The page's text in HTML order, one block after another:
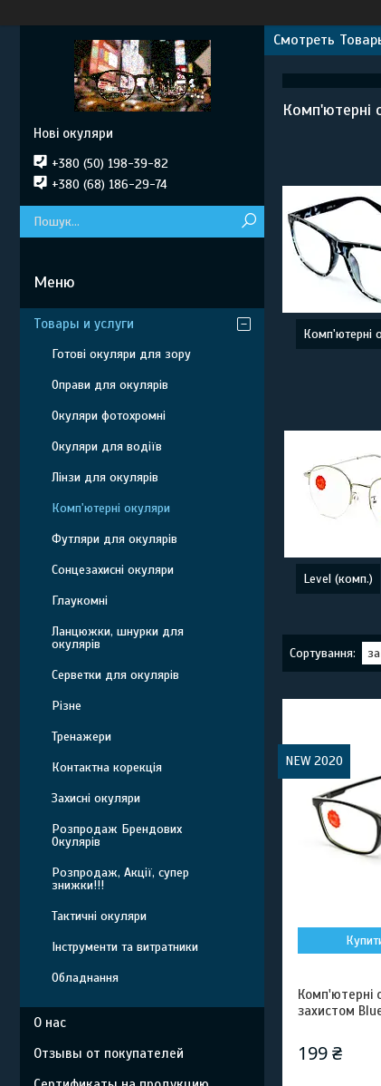
Смотреть
Комп'ютерні
Комп'ютерні
Level (комп.)
NEW 2020
Комп'ютерні
захистом
199 ₴
Нові окуляри
+380 (50) 198-39-82
+380 (68) 186-29-74
Товары и услуги
Готові окуляри для зору
Оправи для окулярів
Окуляри фотохромні
Окуляри для водіїв
Лінзи для окулярів
Комп'ютерні окуляри
Футляри для окулярів
Сонцезахисні окуляри
Глаукомні
Ланцюжки, шнурки для
окулярів
Серветки для окулярів
Різне
Тренажери
Контактна корекція
Захисні окуляри
Розпродаж Брендових
Окулярів
Розпродаж, Акції, супер
знижки!!!
Тактичні окуляри
Інструменти та витратники
Обладнання
О нас
Отзывы от покупателей